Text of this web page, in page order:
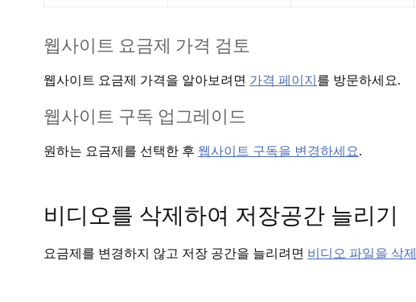
웹사이트 요금제 가격 검토
웹사이트 요금제 가격을 알아보려면 가격 페이지를 방문하세요.
웹사이트 구독 업그레이드
원하는 요금제를 선택한 후 웹사이트 구독을 변경하세요.
비디오를 삭제하여 저장공간 늘리기
요금제를 변경하지 않고 저장 공간을 늘리려면 비디오 파일을 삭제